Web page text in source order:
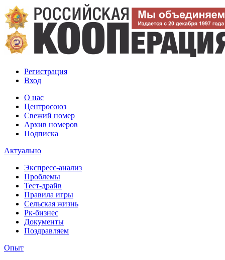
Регистрация
Вход
О нас
Центросоюз
Свежий номер
Архив номеров
Подписка
Актуально
Экспресс-анализ
Проблемы
Тест-драйв
Правила игры
Сельская жизнь
Рк-бизнес
Документы
Поздравляем
Опыт